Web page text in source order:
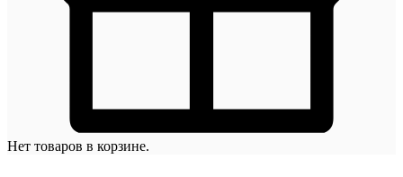
Нет товаров в корзине.